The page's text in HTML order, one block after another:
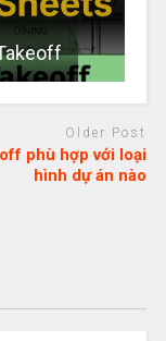
Older Post
phù hợp với loại
hình dự án nào